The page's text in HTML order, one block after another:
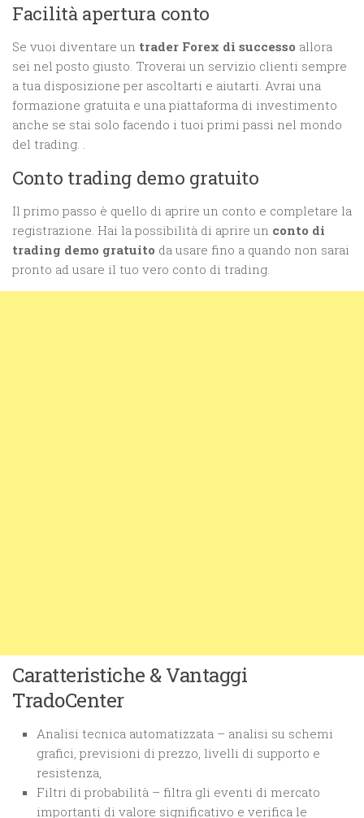
Facilità apertura conto
Se vuoi diventare un trader Forex di successo allora
sei nel posto giusto. Troverai un servizio clienti sempre
a tua disposizione per ascoltarti e aiutarti. Avrai una
formazione gratuita e una piattaforma di investimento
anche se stai solo facendo i tuoi primi passi nel mondo
del trading. .
Conto trading demo gratuito
Il primo passo è quello di aprire un conto e completare la
registrazione. Hai la possibilità di aprire un conto di
trading demo gratuito da usare fino a quando non sarai
pronto ad usare il tuo vero conto di trading.
Caratteristiche & Vantaggi
TradoCenter
Analisi tecnica automatizzata – analisi su schemi
grafici, previsioni di prezzo, livelli di supporto e
resistenza,
Filtri di probabilità – filtra gli eventi di mercato
importanti di valore significativo e verifica le